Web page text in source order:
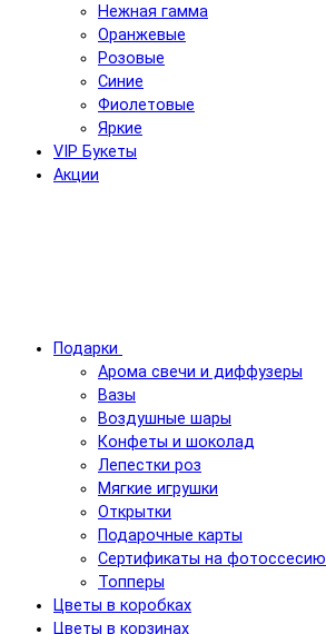
Нежная гамма
Оранжевые
Розовые
Синие
Фиолетовые
Яркие
VIP Букеты
Акции
Подарки
Арома свечи и диффузеры
Вазы
Воздушные шары
Конфеты и шоколад
Лепестки роз
Мягкие игрушки
Открытки
Подарочные карты
Сертификаты на фотоссесию
Топперы
Цветы в коробках
Цветы в корзинах